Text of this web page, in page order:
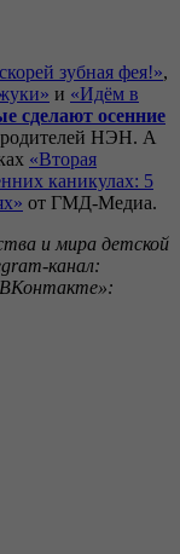
зубная фея!»,
и «Идём в
сделают осенние
родителей НЭН. А
«Вторая
каникулах: 5
от ГМД-Медиа.
и мира детской
канал: